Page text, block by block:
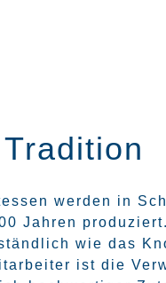
Tradition
werden in
Jahren
wie das
ist die